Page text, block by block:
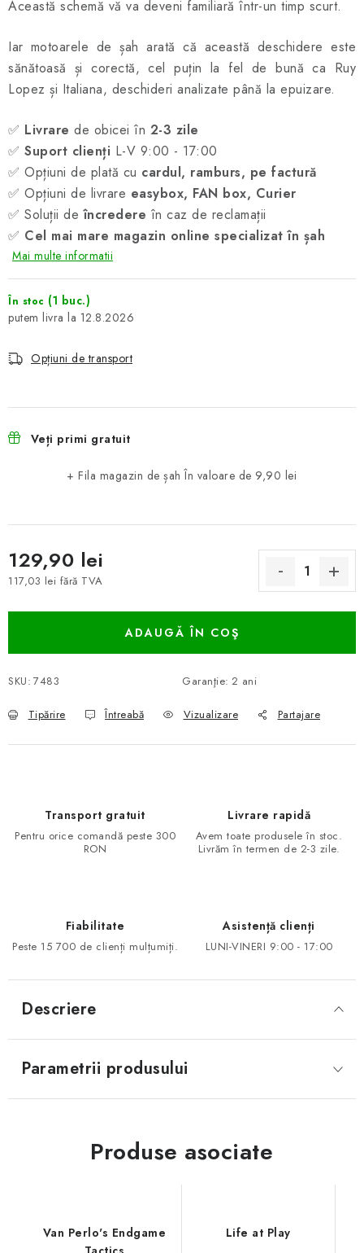
Această schemă vă va deveni familiară într-un timp scurt.
Iar motoarele de șah arată că această deschidere este
sănătoasă și corectă, cel puțin la fel de bună ca Ruy
Lopez și Italiana, deschideri analizate până la epuizare.
✅ Livrare de obicei în 2-3 zile
✅ Suport clienți L-V 9:00 - 17:00
✅ Opțiuni de plată cu cardul, ramburs, pe factură
✅ Opțiuni de livrare easybox, FAN box, Curier
✅ Soluții deîncredere în caz de reclamații
✅ Cel mai mare magazin online specializat în șah
Mai multe informatii
În stoc (1 buc.)
12.8.2026
Opțiuni de transport
Veți primi gratuit
+ Fila magazin de șahÎn valoare de 9,90 lei
129,90 lei
117,03 lei fără TVA
ADAUGĂ ÎN COŞ
SKU: 7483 Garanţie: 2 ani
Tipărire Întreabă Vizualizare Partajare
Transport gratuit
Pentru orice comandă peste 300
RON
Livrare rapidă
Avem toate produsele în stoc.
Livrăm în termen de 2-3 zile.
Fiabilitate
Peste 15 700 de clienți mulțumiți.
Asistență clienți
LUNI-VINERI 9:00 - 17:00
Descriere
Parametrii produsului
Produse asociate
Van Perlo's Endgame
Life at Play